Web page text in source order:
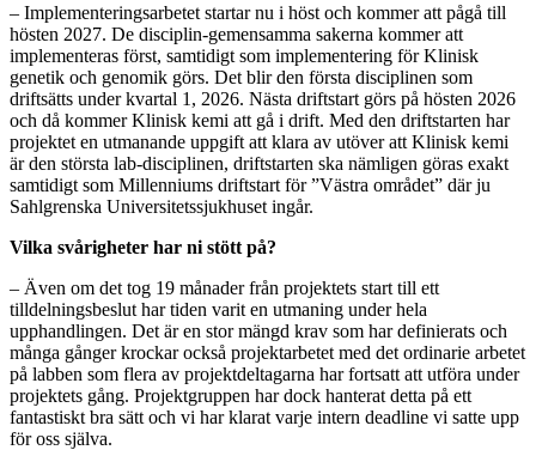
– Implementeringsarbetet startar nu i höst och kommer att pågå till
hösten 2027. De disciplin-gemensamma sakerna kommer att
implementeras först, samtidigt som implementering för Klinisk
genetik och genomik görs. Det blir den första disciplinen som
driftsätts under kvartal 1, 2026. Nästa driftstart görs på hösten 2026
och då kommer Klinisk kemi att gå i drift. Med den driftstarten har
projektet en utmanande uppgift att klara av utöver att Klinisk kemi
är den största lab-disciplinen, driftstarten ska nämligen göras exakt
samtidigt som Millenniums driftstart för ”Västra området” där ju
Sahlgrenska Universitetssjukhuset ingår.
Vilka svårigheter har ni stött på?
– Även om det tog 19 månader från projektets start till ett
tilldelningsbeslut har tiden varit en utmaning under hela
upphandlingen. Det är en stor mängd krav som har definierats och
många gånger krockar också projektarbetet med det ordinarie arbetet
på labben som flera av projektdeltagarna har fortsatt att utföra under
projektets gång. Projektgruppen har dock hanterat detta på ett
fantastiskt bra sätt och vi har klarat varje intern deadline vi satte upp
för oss själva.